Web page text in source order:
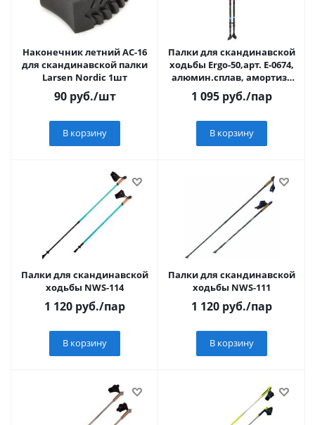
Наконечник летний АC-16
для скандинавской палки
Larsen Nordic 1шт
90руб./шт
В корзину
Палки для скандинавской
ходьбы Ergo-50,арт. Е-0674,
алюмин.сплав, амортиз.,
110-140 см, черные
1 095 руб./пар
В корзину
Палки для скандинавской
ходьбы NWS-114
1 120 руб./пар
В корзину
Палки для скандинавской
ходьбы NWS-111
1 120 руб./пар
В корзину